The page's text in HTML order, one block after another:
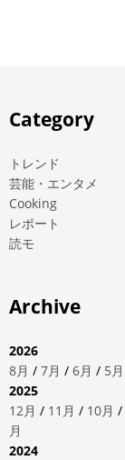
Category
トレンド
芸能・エンタメ
Cooking
レポート
読モ
Archive
2026
8月 / 7月 / 6月 / 5月
2025
12月 / 11月 / 10月 /
月
2024